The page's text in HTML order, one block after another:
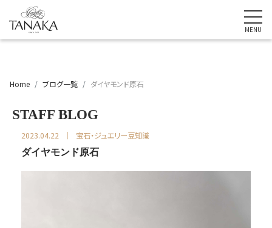
Home ブログ一覧 ダイヤモンド原石
STAFF BLOG
2023.04.22 宝石・ジュエリー豆知識
ダイヤモンド原石